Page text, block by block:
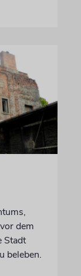
dem
Stadt
beleben.